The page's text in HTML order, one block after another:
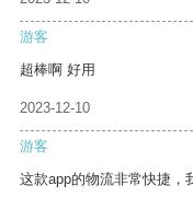
游客
超棒啊 好用
2023-12-10
游客
这款app的物流非常快捷，